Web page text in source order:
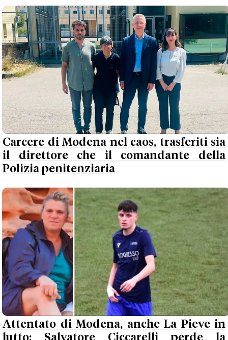
Carcere di Modena nel caos, trasferiti sia
il direttore che il comandante della
Polizia penitenziaria
Attentato di Modena, anche La Pieve in
lutto: Salvatore Ciccarelli perde la